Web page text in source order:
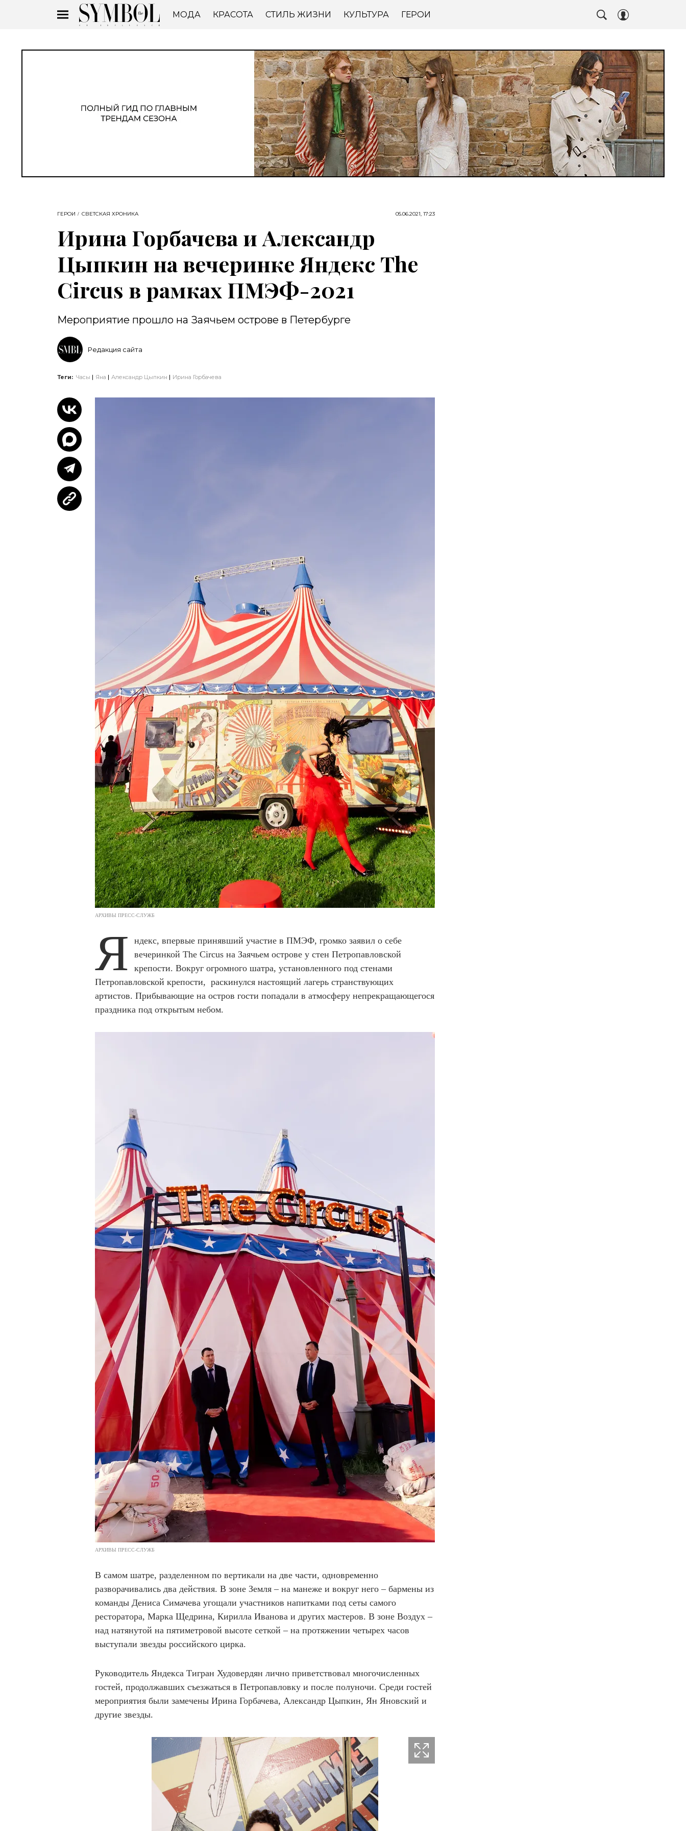
МОДА КРАСОТА СТИЛЬ ЖИЗНИ КУЛЬТУРА ГЕРОИ
ГЕРОИ СВЕТСКАЯ ХРОНИКА 05.06.2021, 17:23
Ирина Горбачева и Александр
Цыпкин на вечеринке Яндекс The
Circus в рамках ПМЭФ-2021
Мероприятие прошло на Заячьем острове в Петербурге
Редакция сайта
Теги: Часы Яна Александр Цыпкин Ирина Горбачева
АРХИВЫ ПРЕСС-СЛУЖБ
Я
ндекс, впервые принявший участие в ПМЭФ, громко заявил о себе
вечеринкой The Circus на Заячьем острове у стен Петропавловской
крепости. Вокруг огромного шатра, установленного под стенами
Петропавловской крепости, раскинулся настоящий лагерь странствующих
артистов. Прибывающие на остров гости попадали в атмосферу непрекращающегося
праздника под открытым небом.
АРХИВЫ ПРЕСС-СЛУЖБ
В самом шатре, разделенном по вертикали на две части, одновременно
разворачивались два действия. В зоне Земля – на манеже и вокруг него – бармены из
команды Дениса Симачева угощали участников напитками под сеты самого
ресторатора, Марка Щедрина, Кирилла Иванова и других мастеров. В зоне Воздух –
над натянутой на пятиметровой высоте сеткой – на протяжении четырех часов
выступали звезды российского цирка.
Руководитель Яндекса Тигран Худовердян лично приветствовал многочисленных
гостей, продолжавших съезжаться в Петропавловку и после полуночи. Среди гостей
мероприятия были замечены Ирина Горбачева, Александр Цыпкин, Ян Яновский и
другие звезды.